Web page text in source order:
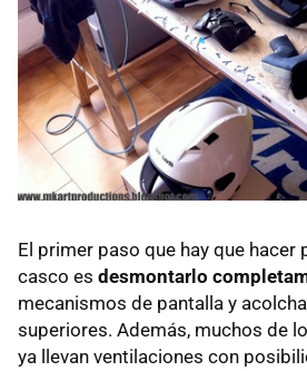
El primer paso que hay que hacer
casco es desmontarlo
mecanismos de pantalla y
superiores. Además, muchos de
ya llevan ventilaciones con